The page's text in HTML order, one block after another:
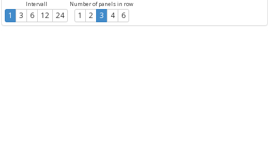
Intervall
1 3 6 12 24
Number of panels in row
1 2 3 4 6